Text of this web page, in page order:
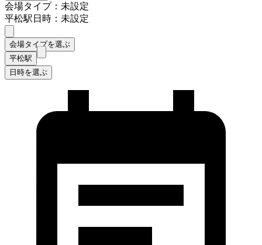
会場タイプ：未設定
平松駅日時：未設定
会場タイプを選ぶ
平松駅
日時を選ぶ